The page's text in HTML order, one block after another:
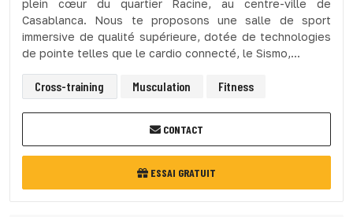
plein cœur du quartier Racine, au centre-ville de
Casablanca. Nous te proposons une salle de sport
immersive de qualité supérieure, dotée de technologies
de pointe telles que le cardio connecté, le Sismo,...
Cross-training Musculation Fitness
CONTACT
ESSAI GRATUIT